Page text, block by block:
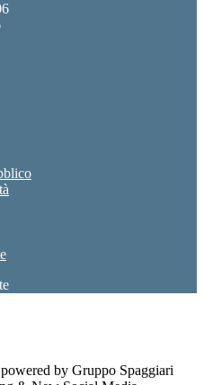
by Gruppo Spaggiari